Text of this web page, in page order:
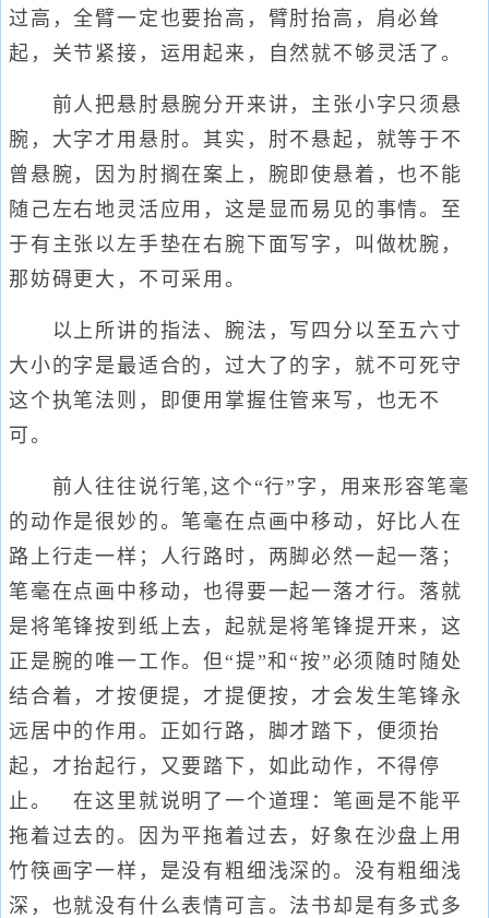
过高，全臂一定也要抬高，臂肘抬高，肩必耸
起，关节紧接，运用起来，自然就不够灵活了。
前人把悬肘悬腕分开来讲，主张小字只须悬
腕，大字才用悬肘。其实，肘不悬起，就等于不
曾悬腕，因为肘搁在案上，腕即使悬着，也不能
随己左右地灵活应用，这是显而易见的事情。至
于有主张以左手垫在右腕下面写字，叫做枕腕，
那妨碍更大，不可采用。
以上所讲的指法、腕法，写四分以至五六寸
大小的字是最适合的，过大了的字，就不可死守
这个执笔法则，即便用掌握住管来写，也无不
可。
前人往往说行笔,这个“行”字，用来形容笔毫
的动作是很妙的。笔毫在点画中移动，好比人在
路上行走一样；人行路时，两脚必然一起一落；
笔毫在点画中移动，也得要一起一落才行。落就
是将笔锋按到纸上去，起就是将笔锋提开来，这
正是腕的唯一工作。但“提”和“按”必须随时随处
结合着，才按便提，才提便按，才会发生笔锋永
远居中的作用。正如行路，脚才踏下，便须抬
起，才抬起行，又要踏下，如此动作，不得停
止。 在这里就说明了一个道理：笔画是不能平
拖着过去的。因为平拖着过去，好象在沙盘上用
竹筷画字一样，是没有粗细浅深的。没有粗细浅
深，也就没有什么表情可言。法书却是有多式多